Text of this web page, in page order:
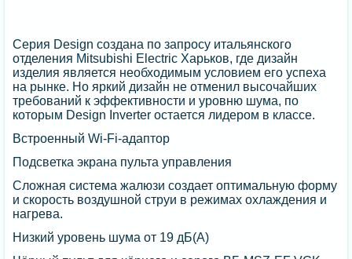
Серия Design создана по запросу итальянского
отделения Mitsubishi Electric Харьков, где дизайн
изделия является необходимым условием его успеха
на рынке. Но яркий дизайн не отменил высочайших
требований к эффективности и уровню шума, по
которым Design Inverter остается лидером в классе.
Встроенный Wi-Fi-адаптор
Подсветка экрана пульта управления
Сложная система жалюзи создает оптимальную форму
и скорость воздушной струи в режимах охлаждения и
нагрева.
Низкий уровень шума от 19 дБ(А)